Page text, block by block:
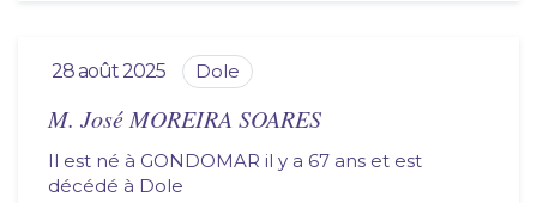
28 août 2025 dole
M. José MOREIRA SOARES
Il est né à GONDOMAR il y a 67 ans et est
décédé à
dole